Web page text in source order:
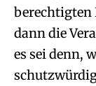
berechtigten
dann die
es sei denn,